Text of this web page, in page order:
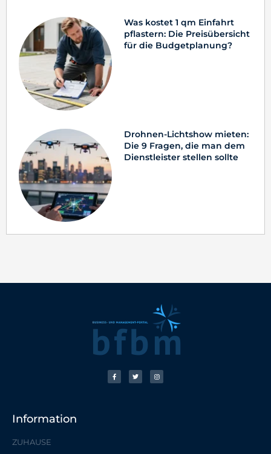
Was kostet 1 qm Einfahrt
pflastern: Die Preisübersicht
für die Budgetplanung?
Drohnen-Lichtshow mieten:
Die 9 Fragen, die man dem
Dienstleister stellen sollte
Information
ZUHAUSE